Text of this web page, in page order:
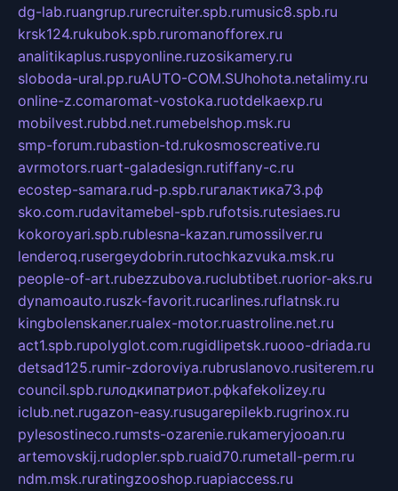
dg-lab.ruangrup.rurecruiter.spb.rumusic8.spb.ru
krsk124.rukubok.spb.ruromanofforex.ru
analitikaplus.ruspyonline.ruzosikamery.ru
sloboda-ural.pp.ruAUTO-COM.SUhohota.netalimy.ru
online-z.comaromat-vostoka.ruotdelkaexp.ru
mobilvest.rubbd.net.rumebelshop.msk.ru
smp-forum.rubastion-td.rukosmoscreative.ru
avrmotors.ruart-galadesign.rutiffany-c.ru
ecostep-samara.rud-p.spb.ruгалактика73.рф
sko.com.rudavitamebel-spb.rufotsis.rutesiaes.ru
kokoroyari.spb.rublesna-kazan.rumossilver.ru
lenderoq.rusergeydobrin.rutochkazvuka.msk.ru
people-of-art.rubezzubova.ruclubtibet.ruorior-aks.ru
dynamoauto.ruszk-favorit.rucarlines.ruflatnsk.ru
kingbolenskaner.rualex-motor.ruastroline.net.ru
act1.spb.rupolyglot.com.rugidlipetsk.ruooo-driada.ru
detsad125.rumir-zdoroviya.rubruslanovo.rusiterem.ru
council.spb.ruлодкипатриот.рфkafekolizey.ru
iclub.net.rugazon-easy.rusugarepilekb.rugrinox.ru
pylesostineco.rumsts-ozarenie.rukameryjooan.ru
artemovskij.rudopler.spb.ruaid70.rumetall-perm.ru
ndm.msk.ruratingzooshop.ruapiaccess.ru